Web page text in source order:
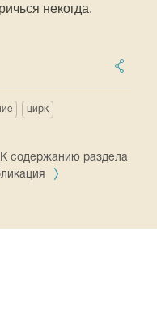
некогда.
цирк
К содержанию раздела